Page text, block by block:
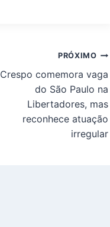
PRÓXIMO
Crespo comemora vaga
do São Paulo na
Libertadores, mas
reconhece atuação
irregular